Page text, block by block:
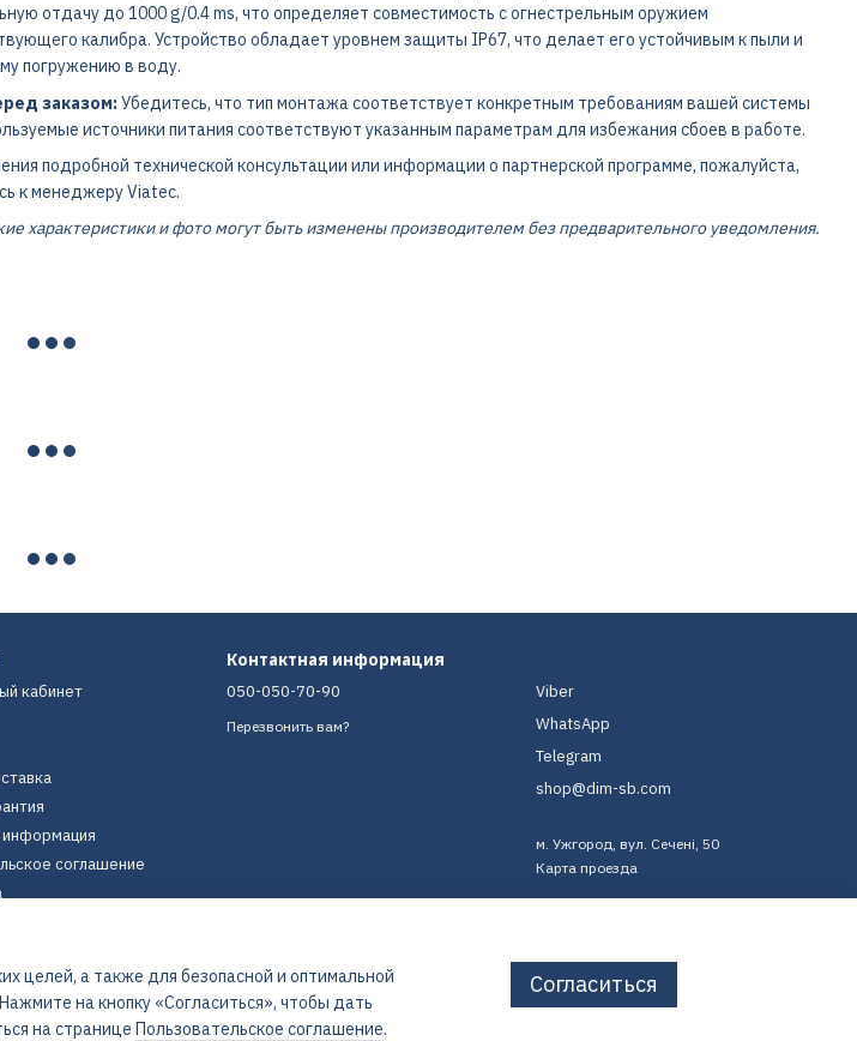
отдачу до 1000 g/0.4 ms, что определяет совместимость с огнестрельным оружием
калибра. Устройство обладает уровнем защиты IP67, что делает его устойчивым к пыли и
погружению в воду.
заказом:Убедитесь, что тип монтажа соответствует конкретным требованиям вашей системы
источники питания соответствуют указанным параметрам для избежания сбоев в работе.
подробной технической консультации или информации о партнерской программе, пожалуйста,
к менеджеру Viatec.
характеристики и фото могут быть изменены производителем без предварительного уведомления.
кабинет
информация
соглашение
Контактная информация
050-050-70-90
Перезвонить вам?
Viber
WhatsApp
Telegram
shop@dim-sb.com
м. Ужгород, вул. Сечені, 50
Карта проезда
целей, а также для безопасной и оптимальной
на кнопку «Согласиться», чтобы дать
на странице Пользовательское соглашение.
Согласиться